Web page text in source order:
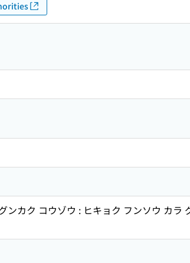
カク コウゾウ : ヒキョク フンソウ カラ